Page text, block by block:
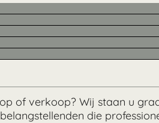
of verkoop? Wij staan u
die